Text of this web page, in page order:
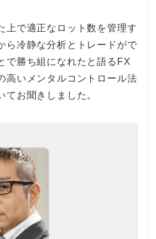
上で適正なロット数を管理す
ら冷静な分析とトレードがで
で勝ち組になれたと語るFX
高いメンタルコントロール法
てお聞きしました。